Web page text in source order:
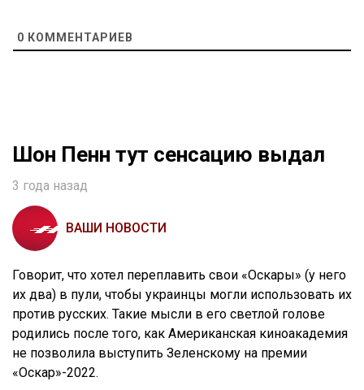
0 КОММЕНТАРИЕВ
Шон Пенн тут сенсацию выдал
3 года назад
ВАШИ НОВОСТИ
Говорит, что хотел переплавить свои «Оскары» (у него
их два) в пули, чтобы украинцы могли использовать их
против русских. Такие мысли в его светлой голове
родились после того, как Американская киноакадемия
не позволила выступить Зеленскому на премии
«Оскар»-2022.